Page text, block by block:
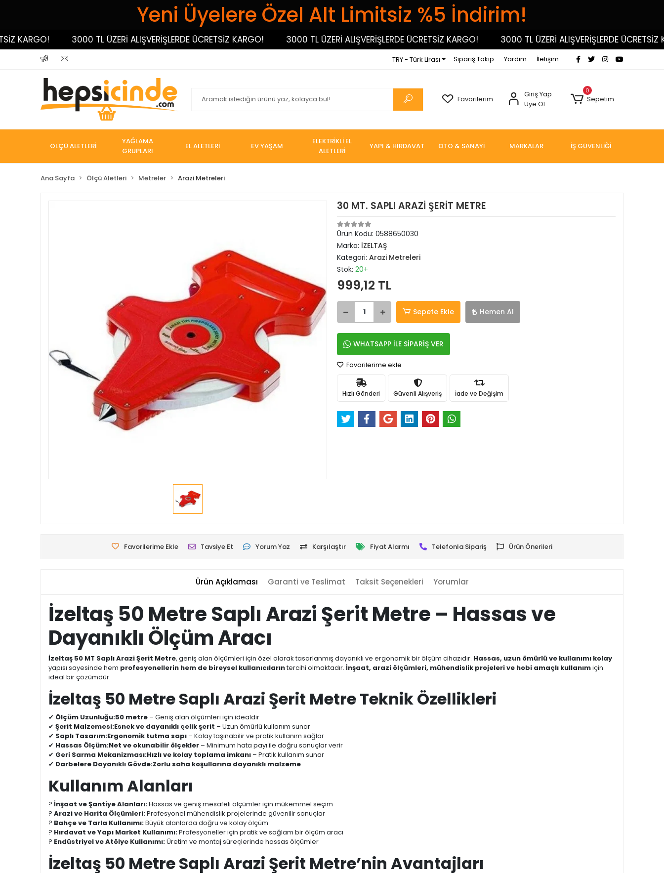
Yeni Üyelere Özel Alt Limitsiz %5 İndirim!
3000 TL ÜZERİ ALIŞVERİŞLERDE ÜCRETSİZ KARGO! 3000 TL ÜZERİ ALIŞVERİŞLERDE ÜCRETSİZ KARGO! 3000 TL ÜZERİ ALIŞVERİŞLERDE ÜCRETSİZ
TRY - Türk Lirası Sipariş Takip Yardım İletişim
Favorilerim
Giriş Yap
Üye Ol
0
Sepetim
ÖLÇÜ ALETLERİ
YAĞLAMA
GRUPLARI
EL ALETLERİ EV YAŞAM
ELEKTRİKLİ EL
ALETLERİ
YAPI & HIRDAVAT OTO & SANAYİ MARKALAR İŞ GÜVENLİĞİ
Ana Sayfa Ölçü Aletleri Metreler Arazi Metreleri
30 MT. SAPLI ARAZİ ŞERİT METRE
Ürün Kodu: 0588650030
Marka: İZELTAŞ
Kategori: Arazi Metreleri
Stok: 20+
999,12 TL
Sepete Ekle Hemen Al
WHATSAPP İLE SİPARİŞ VER
Favorilerime ekle
Hızlı Gönderi Güvenli Alışveriş İade ve Değişim
Favorilerime Ekle Tavsiye Et Yorum Yaz Karşılaştır Fiyat Alarmı Telefonla Sipariş Ürün Önerileri
Ürün Açıklaması Garanti ve Teslimat Taksit Seçenekleri Yorumlar
İzeltaş 50 Metre Saplı Arazi Şerit Metre – Hassas ve
Dayanıklı Ölçüm Aracı
İzeltaş 50 MT Saplı Arazi Şerit Metre, geniş alan ölçümleri için özel olarak tasarlanmış dayanıklı ve ergonomik bir ölçüm cihazıdır. Hassas, uzun ömürlü ve kullanımı kolay
yapısı sayesinde hem profesyonellerin hem de bireysel kullanıcılarıntercihi olmaktadır. İnşaat, arazi ölçümleri, mühendislik projeleri ve hobi amaçlı kullanımiçin
ideal bir çözümdür.
İzeltaş 50 Metre Saplı Arazi Şerit Metre Teknik Özellikleri
✔ Ölçüm Uzunluğu:50 metre – Geniş alan ölçümleri için idealdir
✔ Şerit Malzemesi:Esnek ve dayanıklı çelik şerit – Uzun ömürlü kullanım sunar
✔ Saplı Tasarım:Ergonomik tutma sapı – Kolay taşınabilir ve pratik kullanım sağlar
✔ Hassas Ölçüm:Net ve okunabilir ölçekler – Minimum hata payı ile doğru sonuçlar verir
✔ Geri Sarma Mekanizması:Hızlı ve kolay toplama imkanı – Pratik kullanım sunar
✔ Darbelere Dayanıklı Gövde:Zorlu saha koşullarına dayanıklı malzeme
Kullanım Alanları
? İnşaat ve Şantiye Alanları:Hassas ve geniş mesafeli ölçümler için mükemmel seçim
? Arazi ve Harita Ölçümleri:Profesyonel mühendislik projelerinde güvenilir sonuçlar
? Bahçe ve Tarla Kullanımı:Büyük alanlarda doğru ve kolay ölçüm
? Hırdavat ve Yapı Market Kullanımı:Profesyoneller için pratik ve sağlam bir ölçüm aracı
? Endüstriyel ve Atölye Kullanımı:Üretim ve montaj süreçlerinde hassas ölçümler
İzeltaş 50 Metre Saplı Arazi Şerit Metre’nin Avantajları